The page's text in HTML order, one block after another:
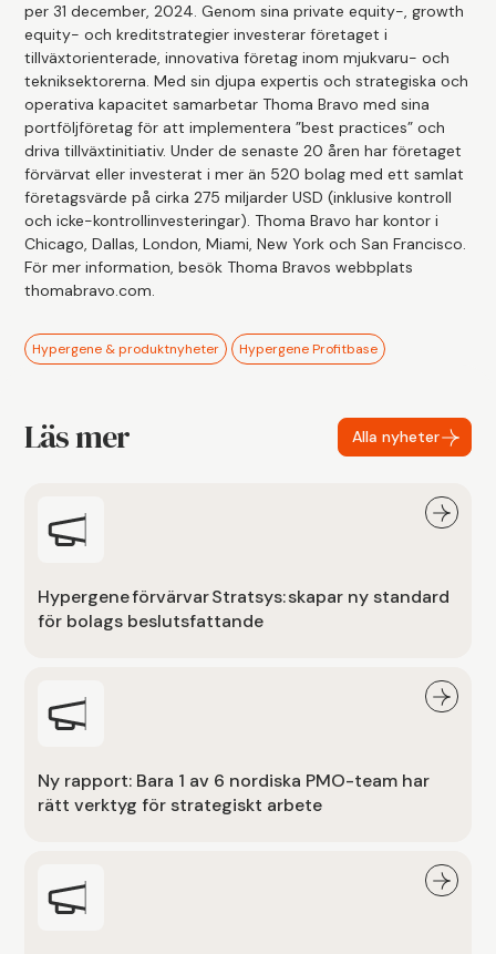
per 31 december, 2024. Genom sina private equity-, growth
equity- och kreditstrategier investerar företaget i
tillväxtorienterade, innovativa företag inom mjukvaru- och
tekniksektorerna. Med sin djupa expertis och strategiska och
operativa kapacitet samarbetar Thoma Bravo med sina
portföljföretag för att implementera ”best practices” och
driva tillväxtinitiativ. Under de senaste 20 åren har företaget
förvärvat eller investerat i mer än 520 bolag med ett samlat
företagsvärde på cirka 275 miljarder USD (inklusive kontroll
och icke-kontrollinvesteringar). Thoma Bravo har kontor i
Chicago, Dallas, London, Miami, New York och San Francisco.
För mer information, besök Thoma Bravos webbplats
thomabravo.com.
Hypergene & produktnyheter Hypergene Profitbase
Läs mer Alla nyheter
Hypergene förvärvar Stratsys: skapar ny standard
för bolags beslutsfattande
Ny rapport: Bara 1 av 6 nordiska PMO-team har
rätt verktyg för strategiskt arbete